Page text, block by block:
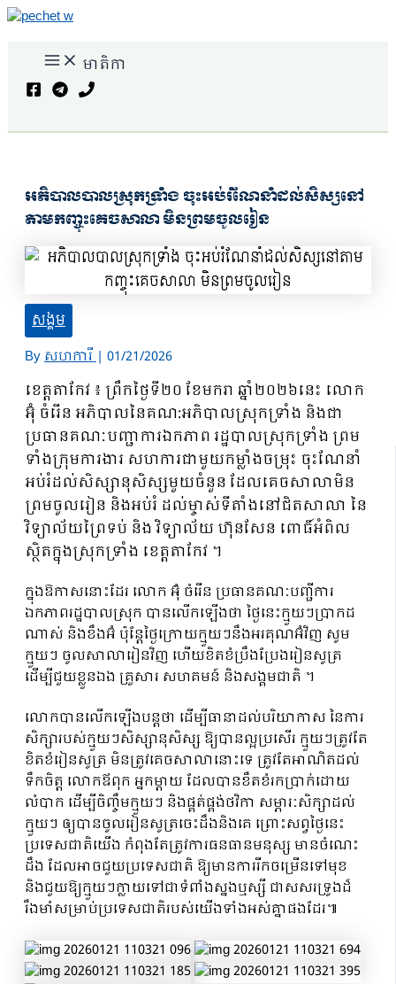
Skip
contentMain
Menu មាតិកា
អភិបាលបាលស្រុកទ្រាំង ចុះអប់រំណែនាំដល់សិស្សនៅ
តាមកញ្ចុះគេចសាលា មិនព្រមចូលរៀន
សង្គម
Byសហការី| 01/21/2026
ខេត្តតាកែវ ៖ ព្រឹកថ្ងៃទី២០ ខែមករា ឆ្នាំ២០២៦នេះ លោក
អ៊ុំ ចំរើន អភិបាលនៃគណ:អភិបាលស្រុកទ្រាំង និងជា
ប្រធានគណៈបញ្ជាការឯកភាព រដ្ឋបាលស្រុកទ្រាំង ព្រម
ទាំងក្រុមការងារ សហការជាមួយកម្លាំងចម្រុះ ចុះណែនាំ
អប់រំដល់សិស្សានុសិស្សមួយចំនួន ដែលគេចសាលាមិន
ព្រមចូលរៀន និងអប់រំ ដល់ម្ចាស់ទីតាំងនៅជិតសាលា នៃ
វិទ្យាល័យព្រៃទប់ និង វិទ្យាល័យ ហ៊ុនសែន ពោធិ៍អំពិល
ស្ថិតក្នុងស្រុកទ្រាំង ខេត្តតាកែវ ។
ក្នុងឱកាសនោះដែរ លោក អ៊ុំ ចំរើន ប្រធានគណៈបញ្ជីការ
ឯកភាពរដ្ឋបាលស្រុក បានលើកឡើងថា ថ្ងៃនេះក្មួយៗប្រាកដ
ណាស់ និងខឹងអ៊ំ ប៉ុន្តែថ្ងៃក្រោយក្មួយៗនឹងអរគុណអ៊ំវិញ សូម
ក្មួយៗ ចូលសាលារៀនវិញ ហើយខិតខំប្រឹងប្រែងរៀនសូត្រ
ដើម្បីជួយខ្លួនឯង គ្រួសារ សហគមន៍ និងសង្គមជាតិ ។
លោកបានលើកឡើងបន្តថា ដើម្បីធានាដល់បរិយាកាស នៃការ
សិក្សារបស់ក្មួយៗសិស្សានុសិស្ស ឱ្យបានល្អប្រសើរ ក្មួយៗត្រូវតែ
ខិតខំរៀនសូត្រ មិនត្រូវគេចសាលានោះទេ ត្រូវតែអាណិតដល់
ទឹកចិត្ត លោកឪពុក អ្នកម្ដាយ ដែលបានខឹតខំរកប្រាក់ដោយ
លំបាក ដើម្បីចិញ្ចឹមក្មួយៗ និងផ្គត់ផ្គង់ថវិកា សម្ភារៈសិក្សាដល់
ក្មួយៗ ឲ្យបានចូលរៀនសូត្រចេះដឹងនិងគេ ព្រោះសព្វថ្ងៃនេះ
ប្រទេសជាតិយើង កំពុងតែត្រូវការធនធានមនុស្ស មានចំណេះ
ដឹង ដែលអាចជួយប្រទេសជាតិ ឱ្យមានការរីកចម្រើនទៅមុខ
និងជួយឱ្យក្មួយៗក្លាយទៅជាទំពាំងស្នងឬស្សី ជាសសរទ្រូងដ៏
រឹងមាំសម្រាប់ប្រទេសជាតិរបស់យើងទាំងអស់គ្នាផងដែរ៕